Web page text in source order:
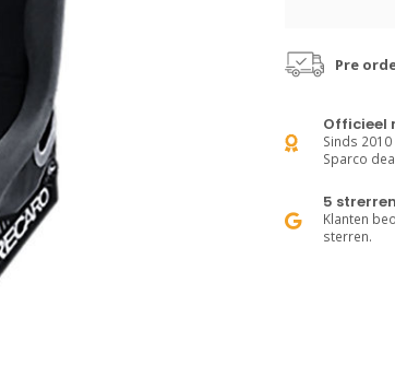
Pre
Officieel
Sinds
Sparco
5
Klanten
sterren.